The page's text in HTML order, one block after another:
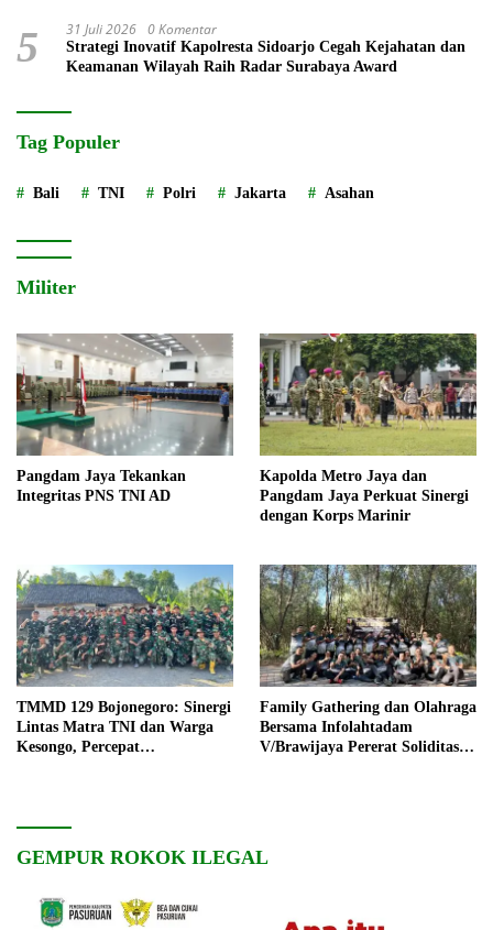
5 31 Juli 2026 0 Komentar
Strategi Inovatif Kapolresta Sidoarjo Cegah Kejahatan dan
Keamanan Wilayah Raih Radar Surabaya Award
Tag Populer
Bali TNI Polri Jakarta Asahan
Militer
Pangdam Jaya Tekankan
Integritas PNS TNI AD
Kapolda Metro Jaya dan
Pangdam Jaya Perkuat Sinergi
dengan Korps Marinir
TMMD 129 Bojonegoro: Sinergi
Lintas Matra TNI dan Warga
Kesongo, Percepat
Family Gathering dan Olahraga
Bersama Infolahtadam
V/Brawijaya Pererat Soliditas
GEMPUR ROKOK ILEGAL